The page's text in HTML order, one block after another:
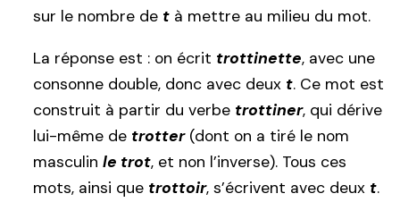
sur le nombre de t à mettre au milieu du mot.
La réponse est : on écrit trottinette, avec une
consonne double, donc avec deux t. Ce mot est
construit à partir du verbe trottiner, qui dérive
lui-même de trotter(dont on a tiré le nom
masculin le trot, et non l’inverse). Tous ces
mots, ainsi que trottoir, s’écrivent avec deux t.